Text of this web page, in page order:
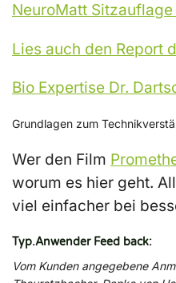
NeuroMatt Sitzauflage
Lies auch den Report
Bio Expertise Dr.
Grundlagen zum
Wer den Film
worum es hier geht.
viel einfacher bei
Typ.Anwender Feed back:
Vom Kunden angegebene